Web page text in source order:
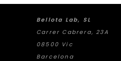
Bellota Lab, SL
Carrer Cabrera, 23A
08500 Vic
Barcelona